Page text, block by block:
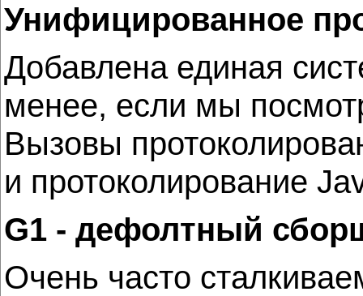
Унифицированное
Добавлена единая
менее, если мы
Вызовы
и протоколирование
G1 - дефолтный
Очень часто